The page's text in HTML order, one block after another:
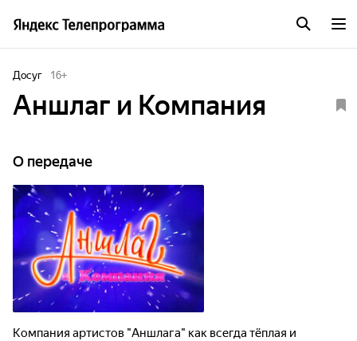
Досуг 16+
Аншлаг и Компания
О передаче
Компания артистов "Аншлага" как всегда тёплая и